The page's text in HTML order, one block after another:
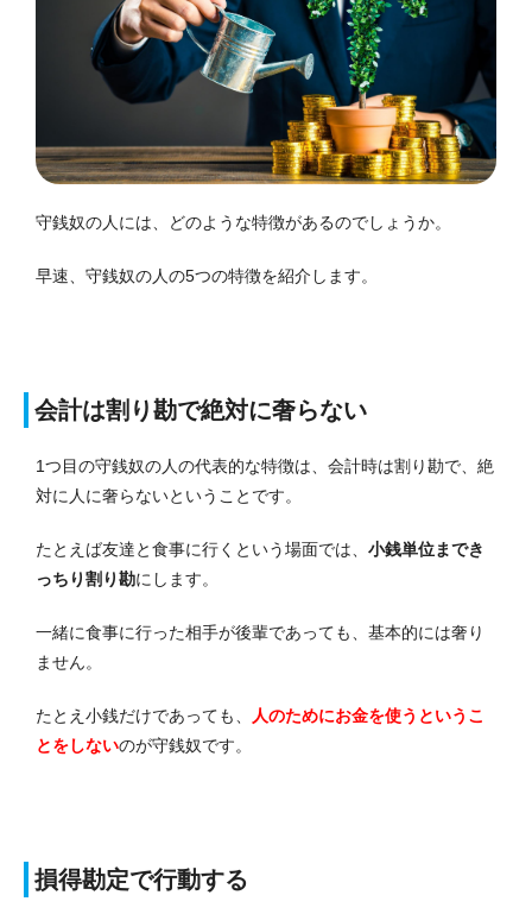
守銭奴の人には、どのような特徴があるのでしょうか。
早速、守銭奴の人の5つの特徴を紹介します。
会計は割り勘で絶対に奢らない
1つ目の守銭奴の人の代表的な特徴は、会計時は割り勘で、絶
対に人に奢らないということです。
たとえば友達と食事に行くという場面では、 小銭単位までき
っちり割り勘にします。
一緒に食事に行った相手が後輩であっても、基本的には奢り
ません。
たとえ小銭だけであっても、
人のためにお金を使うというこ
とをしないのが守銭奴です。
損得勘定で行動する